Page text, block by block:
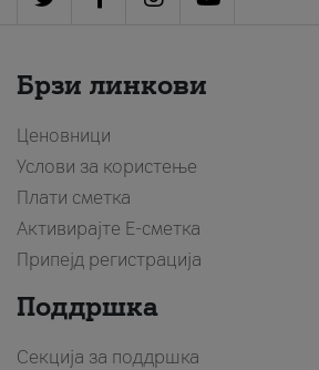
Брзи линкови
Ценовници
Услови за користење
Плати сметка
Активирајте Е-сметка
Припејд регистрација
Поддршка
Секција за поддршка